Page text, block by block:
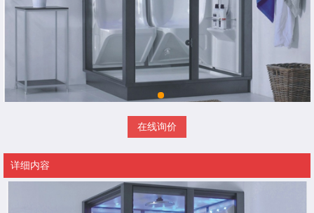
在线询价
详细内容